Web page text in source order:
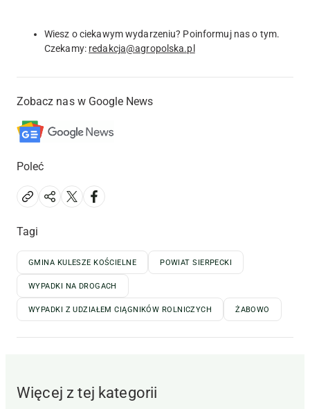
Wiesz o ciekawym wydarzeniu? Poinformuj nas o tym.
Czekamy: redakcja@agropolska.pl
Zobacz nas w Google News
Poleć
Tagi
GMINA KULESZE KOŚCIELNE POWIAT SIERPECKI
WYPADKI NA DROGACH
WYPADKI Z UDZIAŁEM CIĄGNIKÓW ROLNICZYCH ŻABOWO
Więcej z tej kategorii